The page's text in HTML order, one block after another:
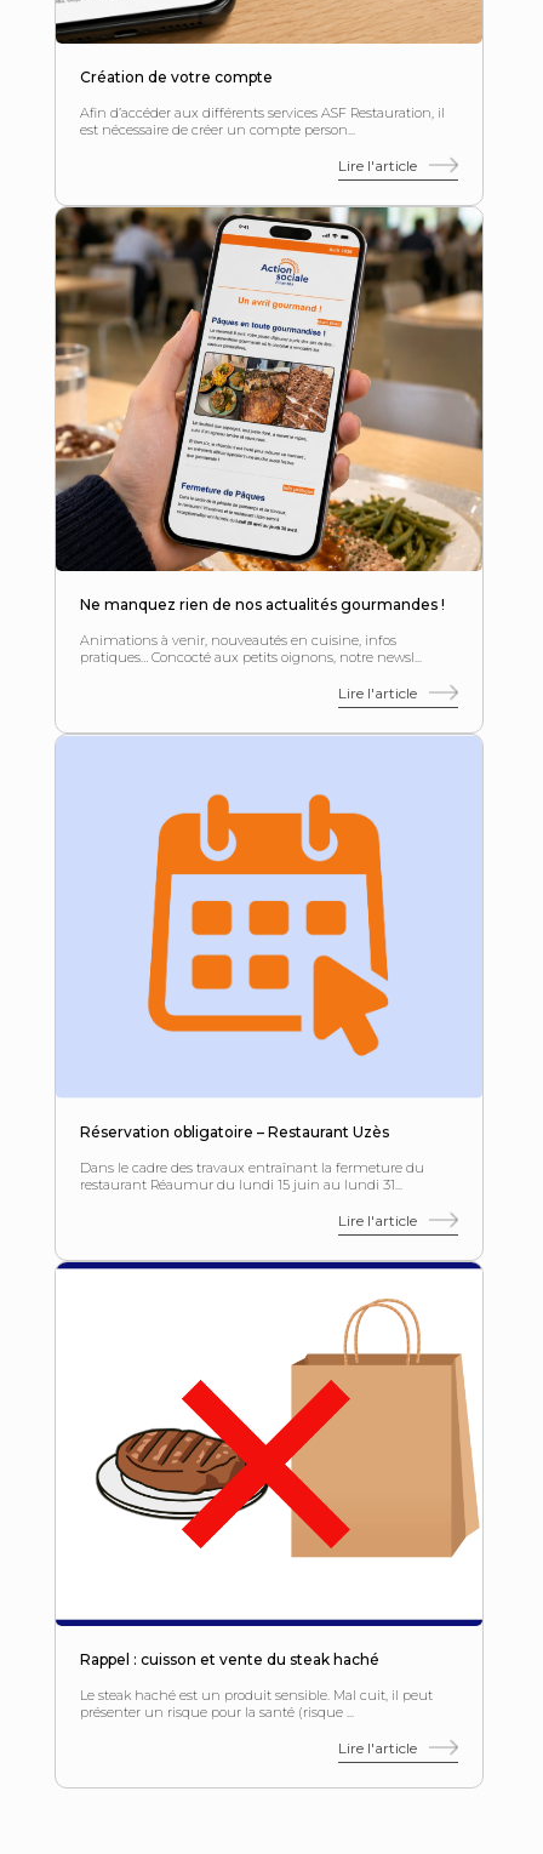
Création de votre compte
Afin d’accéder aux différents services ASF Restauration, il
est nécessaire de créer un compte person...
Lire l'article
Ne manquez rien de nos actualités gourmandes !
Animations à venir, nouveautés en cuisine, infos
pratiques… Concocté aux petits oignons, notre newsl...
Lire l'article
Réservation obligatoire – Restaurant Uzès
Dans le cadre des travaux entraînant la fermeture du
restaurant Réaumur du lundi 15 juin au lundi 31...
Lire l'article
Rappel : cuisson et vente du steak haché
Le steak haché est un produit sensible. Mal cuit, il peut
présenter un risque pour la santé (risque ...
Lire l'article